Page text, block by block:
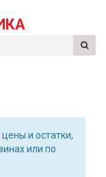
и остатки,
или по